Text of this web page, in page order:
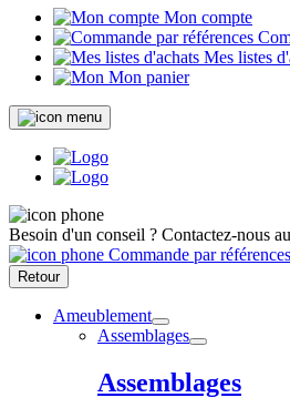
Mon compte
Mes listes
Mon panier
Besoin d'un conseil ? Contactez-nous au
Commande par références
Retour
Ameublement
Assemblages
Assemblages